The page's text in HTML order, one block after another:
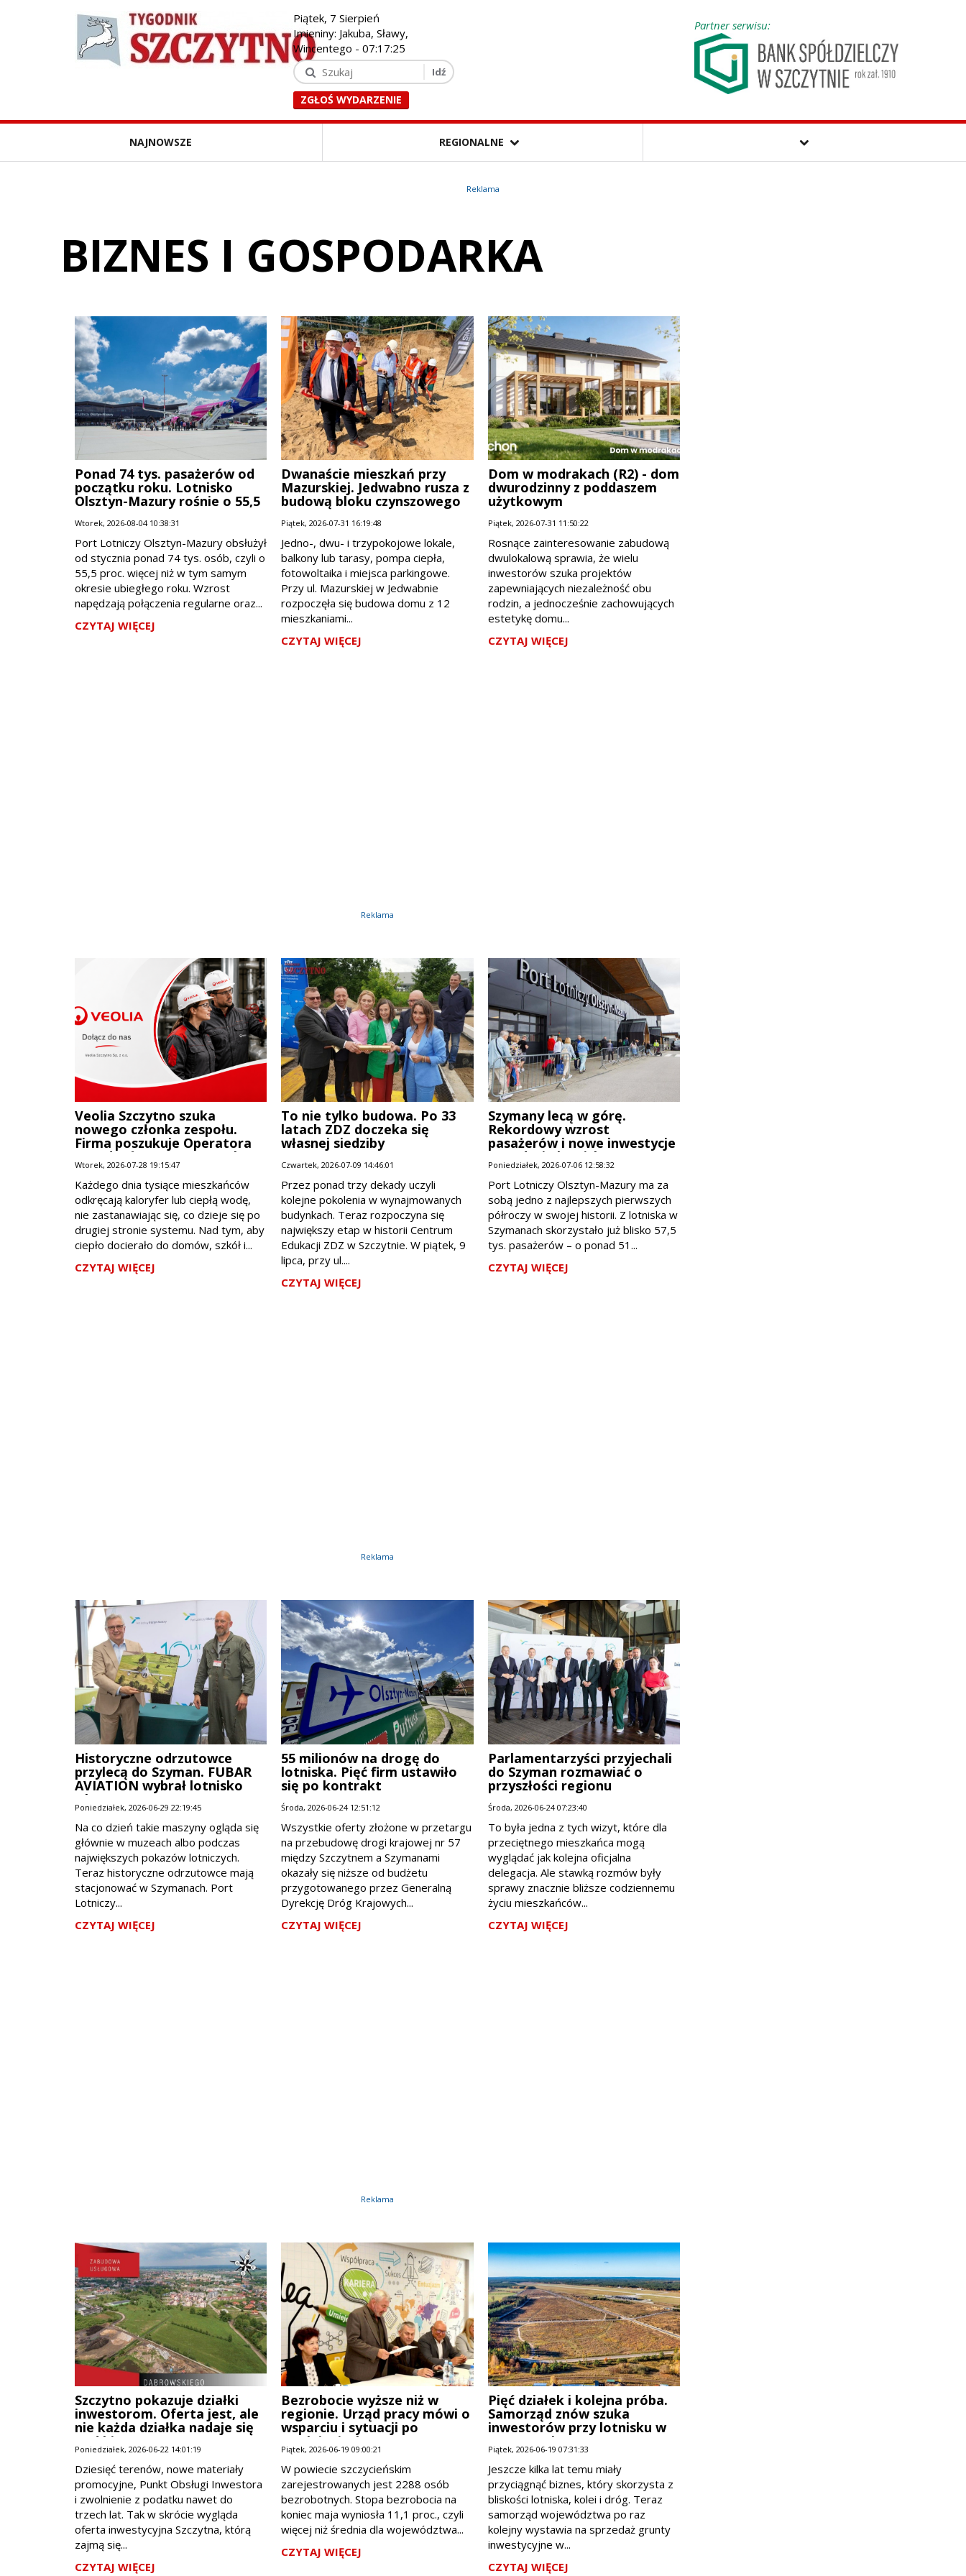
Piątek, 7 Sierpień
Imieniny: Jakuba, Sławy,
Wincentego -07:17:27
ZGŁOŚ WYDARZENIE
Partner serwisu:
NAJNOWSZE REGIONALNE
Reklama
BIZNES I GOSPODARKA
Ponad 74 tys. pasażerów od
początku roku. Lotnisko
Olsztyn-Mazury rośnie o 55,5
procent
Wtorek, 2026-08-04 10:38:31
Port Lotniczy Olsztyn-Mazury obsłużył
od stycznia ponad 74 tys. osób, czyli o
55,5 proc. więcej niż w tym samym
okresie ubiegłego roku. Wzrost
napędzają połączenia regularne oraz...
CZYTAJ WIĘCEJ
Dwanaście mieszkań przy
Mazurskiej. Jedwabno rusza z
budową bloku czynszowego
Piątek, 2026-07-31 16:19:48
Jedno-, dwu- i trzypokojowe lokale,
balkony lub tarasy, pompa ciepła,
fotowoltaika i miejsca parkingowe.
Przy ul. Mazurskiej w Jedwabnie
rozpoczęła się budowa domu z 12
mieszkaniami...
CZYTAJ WIĘCEJ
Dom w modrakach (R2) - dom
dwurodzinny z poddaszem
użytkowym
Piątek, 2026-07-31 11:50:22
Rosnące zainteresowanie zabudową
dwulokalową sprawia, że wielu
inwestorów szuka projektów
zapewniających niezależność obu
rodzin, a jednocześnie zachowujących
estetykę domu...
CZYTAJ WIĘCEJ
Reklama
Veolia Szczytno szuka
nowego członka zespołu.
Firma poszukuje Operatora
Urządzeń Energetycznych
Wtorek, 2026-07-28 19:15:47
Każdego dnia tysiące mieszkańców
odkręcają kaloryfer lub ciepłą wodę,
nie zastanawiając się, co dzieje się po
drugiej stronie systemu. Nad tym, aby
ciepło docierało do domów, szkół i...
CZYTAJ WIĘCEJ
To nie tylko budowa. Po 33
latach ZDZ doczeka się
własnej siedziby
Czwartek, 2026-07-09 14:46:01
Przez ponad trzy dekady uczyli
kolejne pokolenia w wynajmowanych
budynkach. Teraz rozpoczyna się
największy etap w historii Centrum
Edukacji ZDZ w Szczytnie. W piątek, 9
lipca, przy ul....
CZYTAJ WIĘCEJ
Szymany lecą w górę.
Rekordowy wzrost
pasażerów i nowe inwestycje
napędzają lotnisko
Poniedziałek, 2026-07-06 12:58:32
Port Lotniczy Olsztyn-Mazury ma za
sobą jedno z najlepszych pierwszych
półroczy w swojej historii. Z lotniska w
Szymanach skorzystało już blisko 57,5
tys. pasażerów – o ponad 51...
CZYTAJ WIĘCEJ
Reklama
Historyczne odrzutowce
przylecą do Szyman. FUBAR
AVIATION wybrał lotnisko
Olsztyn-Mazury
Poniedziałek, 2026-06-29 22:19:45
Na co dzień takie maszyny ogląda się
głównie w muzeach albo podczas
największych pokazów lotniczych.
Teraz historyczne odrzutowce mają
stacjonować w Szymanach. Port
Lotniczy...
CZYTAJ WIĘCEJ
55 milionów na drogę do
lotniska. Pięć firm ustawiło
się po kontrakt
Środa, 2026-06-24 12:51:12
Wszystkie oferty złożone w przetargu
na przebudowę drogi krajowej nr 57
między Szczytnem a Szymanami
okazały się niższe od budżetu
przygotowanego przez Generalną
Dyrekcję Dróg Krajowych...
CZYTAJ WIĘCEJ
Parlamentarzyści przyjechali
do Szyman rozmawiać o
przyszłości regionu
Środa, 2026-06-24 07:23:40
To była jedna z tych wizyt, które dla
przeciętnego mieszkańca mogą
wyglądać jak kolejna oficjalna
delegacja. Ale stawką rozmów były
sprawy znacznie bliższe codziennemu
życiu mieszkańców...
CZYTAJ WIĘCEJ
Reklama
Szczytno pokazuje działki
inwestorom. Oferta jest, ale
nie każda działka nadaje się
pod biznes
Poniedziałek, 2026-06-22 14:01:19
Dziesięć terenów, nowe materiały
promocyjne, Punkt Obsługi Inwestora
i zwolnienie z podatku nawet do
trzech lat. Tak w skrócie wygląda
oferta inwestycyjna Szczytna, którą
zajmą się...
CZYTAJ WIĘCEJ
Bezrobocie wyższe niż w
regionie. Urząd pracy mówi o
wsparciu i sytuacji po
zwolnieniach w IKEA
Piątek, 2026-06-19 09:00:21
W powiecie szczycieńskim
zarejestrowanych jest 2288 osób
bezrobotnych. Stopa bezrobocia na
koniec maja wyniosła 11,1 proc., czyli
więcej niż średnia dla województwa...
CZYTAJ WIĘCEJ
Pięć działek i kolejna próba.
Samorząd znów szuka
inwestorów przy lotnisku w
Szymanach
Piątek, 2026-06-19 07:31:33
Jeszcze kilka lat temu miały
przyciągnąć biznes, który skorzysta z
bliskości lotniska, kolei i dróg. Teraz
samorząd województwa po raz
kolejny wystawia na sprzedaż grunty
inwestycyjne w...
CZYTAJ WIĘCEJ